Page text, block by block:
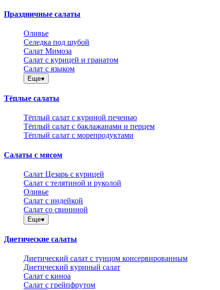
Праздничные салаты
Оливье
Селедка под шубой
Салат Мимоза
Салат с курицей и гранатом
Салат с языком
Еще
Тёплые салаты
Тёплый салат с куриной печенью
Тёплый салат с баклажанами и перцем
Тёплый салат с морепродуктами
Салаты с мясом
Салат Цезарь с курицей
Салат с телятиной и руколой
Оливье
Салат с индейкой
Салат со свининой
Еще
Диетические салаты
Диетический салат с тунцом консервированным
Диетический куриный салат
Салат с киноа
Салат с грейпфрутом